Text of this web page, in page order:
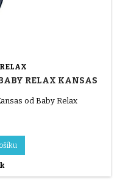
RELAX KANSAS
od Baby Relax